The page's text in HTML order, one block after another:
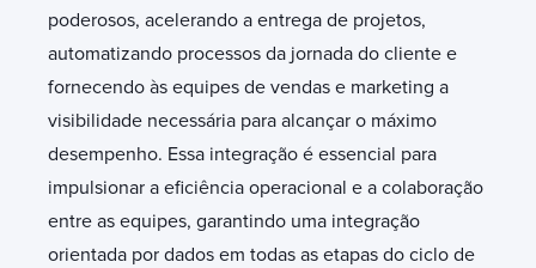
poderosos, acelerando a entrega de projetos,
automatizando processos da jornada do cliente e
fornecendo às equipes de vendas e marketing a
visibilidade necessária para alcançar o máximo
desempenho. Essa integração é essencial para
impulsionar a eficiência operacional e a colaboração
entre as equipes, garantindo uma integração
orientada por dados em todas as etapas do ciclo de